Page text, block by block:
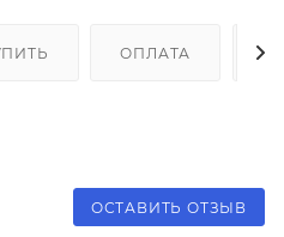
ОПЛАТА
ОСТАВИТЬ ОТЗЫВ